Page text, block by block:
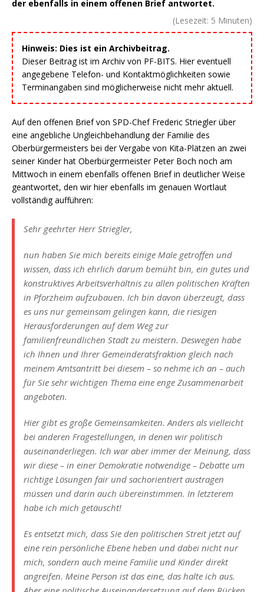
der ebenfalls in einem offenen Brief antwortet.
(Lesezeit: 5 Minuten)
Hinweis: Dies ist ein Archivbeitrag.
Dieser Beitrag ist im Archiv von PF-BITS. Hier eventuell
angegebene Telefon- und Kontaktmöglichkeiten sowie
Terminangaben sind möglicherweise nicht mehr aktuell.
Auf den offenen Brief von SPD-Chef Frederic Striegler über
eine angebliche Ungleichbehandlung der Familie des
Oberbürgermeisters bei der Vergabe von Kita-Plätzen an zwei
seiner Kinder hat Oberbürgermeister Peter Boch noch am
Mittwoch in einem ebenfalls offenen Brief in deutlicher Weise
geantwortet, den wir hier ebenfalls im genauen Wortlaut
vollständig aufführen:
Sehr geehrter Herr Striegler,
nun haben Sie mich bereits einige Male getroffen und
wissen, dass ich ehrlich darum bemüht bin, ein gutes und
konstruktives Arbeitsverhältnis zu allen politischen Kräften
in Pforzheim aufzubauen. Ich bin davon überzeugt, dass
es uns nur gemeinsam gelingen kann, die riesigen
Herausforderungen auf dem Weg zur
familienfreundlichen Stadt zu meistern. Deswegen habe
ich Ihnen und Ihrer Gemeinderatsfraktion gleich nach
meinem Amtsantritt bei diesem – so nehme ich an – auch
für Sie sehr wichtigen Thema eine enge Zusammenarbeit
angeboten.
Hier gibt es große Gemeinsamkeiten. Anders als vielleicht
bei anderen Fragestellungen, in denen wir politisch
auseinanderliegen. Ich war aber immer der Meinung, dass
wir diese – in einer Demokratie notwendige – Debatte um
richtige Lösungen fair und sachorientiert austragen
müssen und darin auch übereinstimmen. In letzterem
habe ich mich getäuscht!
Es entsetzt mich, dass Sie den politischen Streit jetzt auf
eine rein persönliche Ebene heben und dabei nicht nur
mich, sondern auch meine Familie und Kinder direkt
angreifen. Meine Person ist das eine, das halte ich aus.